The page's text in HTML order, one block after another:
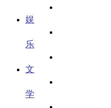
娱
乐
文
学